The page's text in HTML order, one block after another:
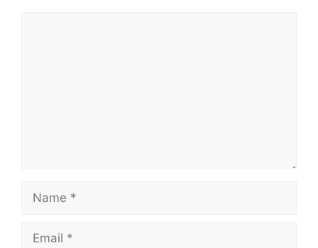
Name
Email